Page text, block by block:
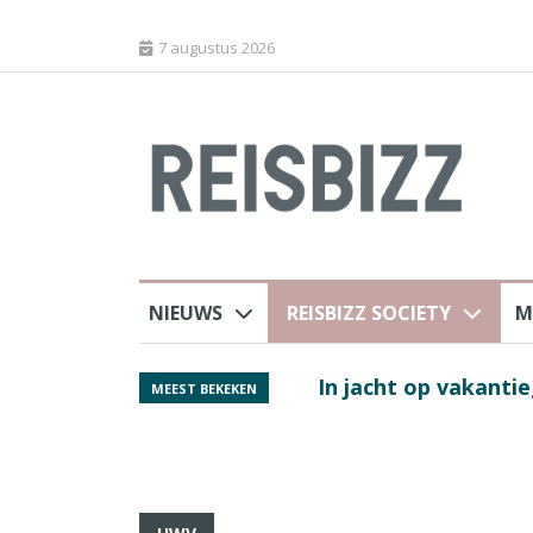
7 augustus 2026
NIEUWS REISBIZZ SOCIETY
MEEST BEKEKEN
Spaans